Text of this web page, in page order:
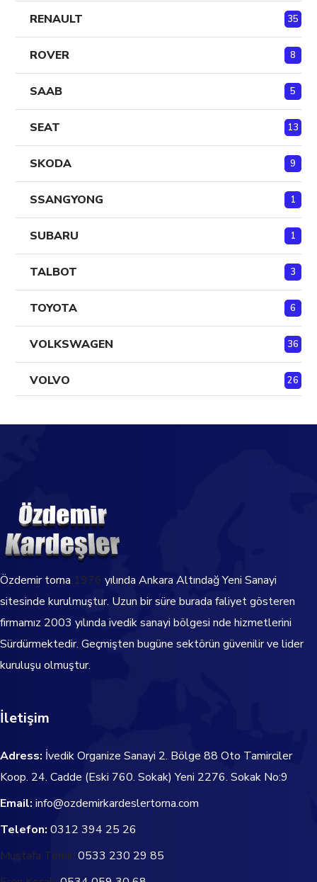
RENAULT 35
ROVER 8
SAAB 5
SEAT 13
SKODA 9
SSANGYONG 1
SUBARU 1
TALBOT 3
TOYOTA 6
VOLKSWAGEN 36
VOLVO 26
Özdemir torna 1976 yılında Ankara Altındağ Yeni Sanayi
sitesinde kurulmuştur. Uzun bir süre burada faliyet gösteren
firmamız 2003 yılında ivedik sanayi bölgesi nde hizmetlerini
Sürdürmektedir. Geçmişten bugüne sektörün güvenilir ve lider
kuruluşu olmuştur.
İletişim
Adress: İvedik Organize Sanayi 2. Bölge 88 Oto Tamirciler
Koop. 24. Cadde (Eski 760. Sokak) Yeni 2276. Sokak No:9
Email: info@ozdemirkardeslertorna.com
Telefon: 0312 394 25 26
Mustafa Temir: 0533 230 29 85